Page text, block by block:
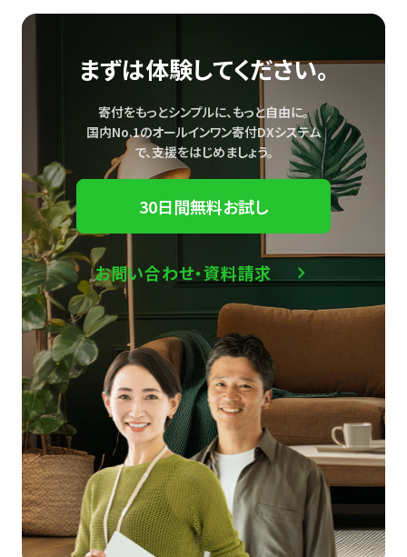
まずは体験してください。
寄付をもっとシンプルに、もっと自由に。
国内No.1のオールインワン寄付DXシステム
で、支援をはじめましょう。
30日間無料お試し
お問い合わせ・資料請求